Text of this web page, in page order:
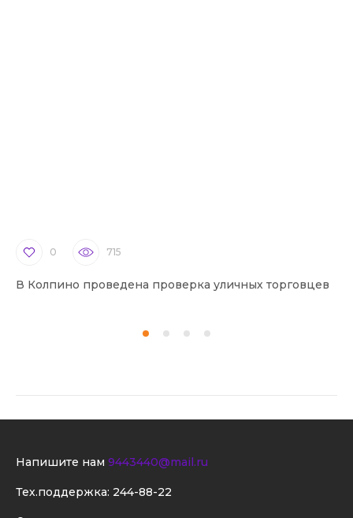
0 715
В Колпино проведена проверка уличных торговцев
Напишите нам 9443440@mail.ru
Тех.поддержка: 244-88-22